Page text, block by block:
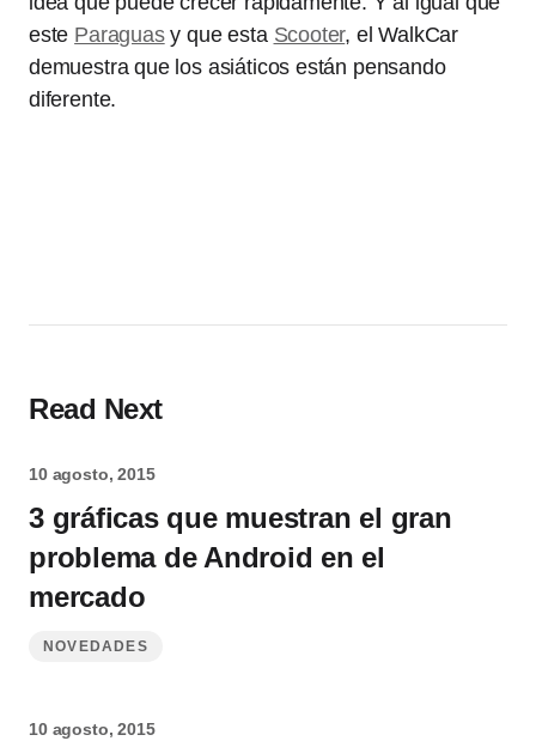
este Paraguasy que esta Scooter, el WalkCar
demuestra que los asiáticos están pensando
diferente.
Read Next
10 agosto, 2015
3 gráficas que muestran el gran
problema de Android en el
mercado
NOVEDADES
10 agosto, 2015